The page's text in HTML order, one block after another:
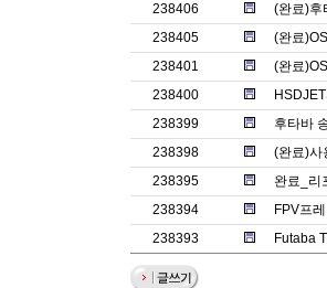
238406
(완료)후
238405
(완료
238401
(완료
238400
238399
후타바
238398
(완료)사
238395
완료_리
238394
FPV프
238393
Futaba